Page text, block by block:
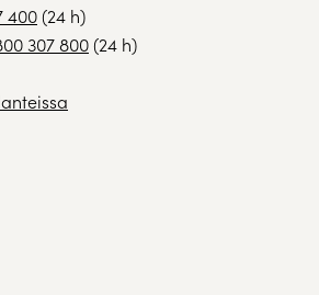
400(24 h)
307 800(24 h)